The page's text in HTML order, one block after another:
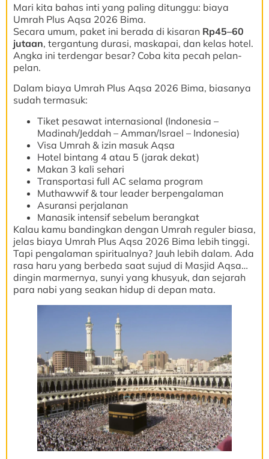
Mari kita bahas inti yang paling ditunggu: biaya
Umrah Plus Aqsa 2026 Bima.
Secara umum, paket ini berada di kisaran Rp45–60
jutaan, tergantung durasi, maskapai, dan kelas hotel.
Angka ini terdengar besar? Coba kita pecah pelan-
pelan.
Dalam biaya Umrah Plus Aqsa 2026 Bima, biasanya
sudah termasuk:
Tiket pesawat internasional (Indonesia –
Madinah/Jeddah – Amman/Israel – Indonesia)
Visa Umrah & izin masuk Aqsa
Hotel bintang 4 atau 5 (jarak dekat)
Makan 3 kali sehari
Transportasi full AC selama program
Muthawwif & tour leader berpengalaman
Asuransi perjalanan
Manasik intensif sebelum berangkat
Kalau kamu bandingkan dengan Umrah reguler biasa,
jelas biaya Umrah Plus Aqsa 2026 Bima lebih tinggi.
Tapi pengalaman spiritualnya? Jauh lebih dalam. Ada
rasa haru yang berbeda saat sujud di Masjid Aqsa…
dingin marmernya, sunyi yang khusyuk, dan sejarah
para nabi yang seakan hidup di depan mata.